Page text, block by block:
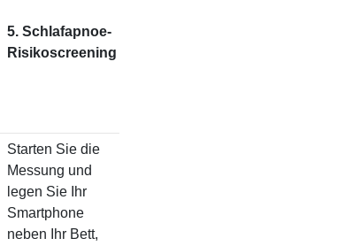
5. Schlafapnoe-
Risikoscreening
Starten Sie die
Messung und
legen Sie Ihr
Smartphone
neben Ihr Bett,